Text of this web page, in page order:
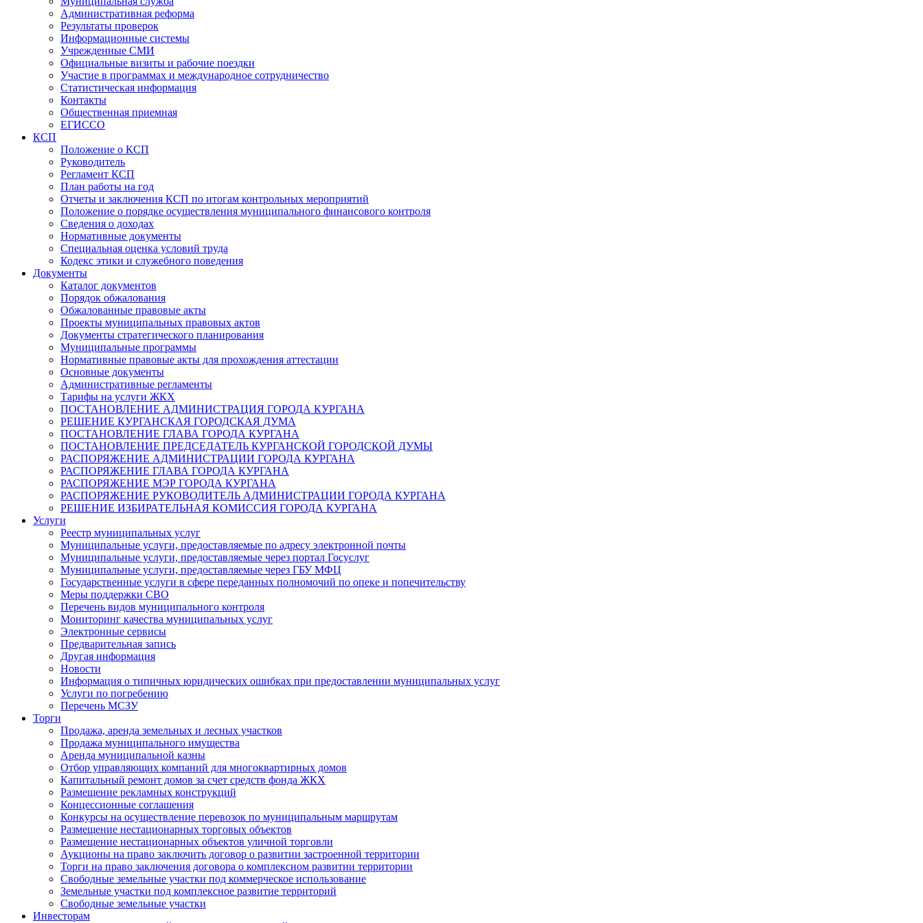
Административная реформа
Результаты проверок
Информационные системы
Учрежденные СМИ
Официальные визиты и рабочие поездки
Участие в программах и международное сотрудничество
Статистическая информация
Контакты
Общественная приемная
ЕГИССО
КСП
Положение о КСП
Руководитель
Регламент КСП
План работы на год
Отчеты и заключения КСП по итогам контрольных мероприятий
Положение о порядке осуществления муниципального финансового контроля
Сведения о доходах
Нормативные документы
Специальная оценка условий труда
Кодекс этики и служебного поведения
Документы
Каталог документов
Порядок обжалования
Обжалованные правовые акты
Проекты муниципальных правовых актов
Документы стратегического планирования
Муниципальные программы
Нормативные правовые акты для прохождения аттестации
Основные документы
Административные регламенты
Тарифы на услуги ЖКХ
ПОСТАНОВЛЕНИЕ АДМИНИСТРАЦИЯ ГОРОДА КУРГАНА
РЕШЕНИЕ КУРГАНСКАЯ ГОРОДСКАЯ ДУМА
ПОСТАНОВЛЕНИЕ ГЛАВА ГОРОДА КУРГАНА
ПОСТАНОВЛЕНИЕ ПРЕДСЕДАТЕЛЬ КУРГАНСКОЙ ГОРОДСКОЙ ДУМЫ
РАСПОРЯЖЕНИЕ АДМИНИСТРАЦИИ ГОРОДА КУРГАНА
РАСПОРЯЖЕНИЕ ГЛАВА ГОРОДА КУРГАНА
РАСПОРЯЖЕНИЕ МЭР ГОРОДА КУРГАНА
РАСПОРЯЖЕНИЕ РУКОВОДИТЕЛЬ АДМИНИСТРАЦИИ ГОРОДА КУРГАНА
РЕШЕНИЕ ИЗБИРАТЕЛЬНАЯ КОМИССИЯ ГОРОДА КУРГАНА
Услуги
Реестр муниципальных услуг
Муниципальные услуги, предоставляемые по адресу электронной почты
Муниципальные услуги, предоставляемые через портал Госуслуг
Муниципальные услуги, предоставляемые через ГБУ МФЦ
Государственные услуги в сфере переданных полномочий по опеке и попечительству
Меры поддержки СВО
Перечень видов муниципального контроля
Мониторинг качества муниципальных услуг
Электронные сервисы
Предварительная запись
Другая информация
Новости
Информация о типичных юридических ошибках при предоставлении муниципальных услуг
Услуги по погребению
Перечень МСЗУ
Торги
Продажа, аренда земельных и лесных участков
Продажа муниципального имущества
Аренда муниципальной казны
Отбор управляющих компаний для многоквартирных домов
Капитальный ремонт домов за счет средств фонда ЖКХ
Размещение рекламных конструкций
Концессионные соглашения
Конкурсы на осуществление перевозок по муниципальным маршрутам
Размещение нестационарных торговых объектов
Размещение нестационарных объектов уличной торговли
Аукционы на право заключить договор о развитии застроенной территории
Торги на право заключения договора о комплексном развитии территории
Свободные земельные участки под коммерческое использование
Земельные участки под комплексное развитие территорий
Свободные земельные участки
Инвесторам